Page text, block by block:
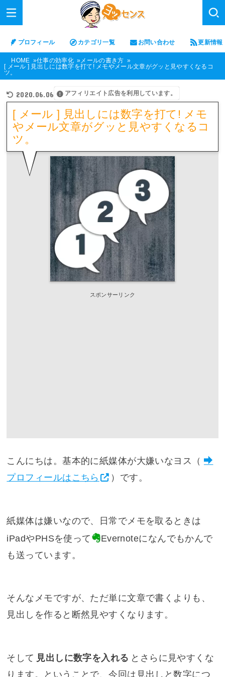
プロフィール カテゴリ一覧 お問い合わせ 更新情報
HOME 仕事の効率化
メールの書き方
[ メール ] 見出しには数字を打て! メモやメール文章がグッと見やすくなるコ
ツ。
2020.06.06 アフィリエイト広告を利用しています。
[ メール ] 見出しには数字を打て! メモ
やメール文章がグッと見やすくなるコ
ツ。
スポンサーリンク
こんにちは。基本的に紙媒体が大嫌いなヨス（
プロフィールはこちら
）です。
紙媒体は嫌いなので、日常でメモを取るときは
iPadやPHSを使って
Evernoteになんでもかんで
も送っています。
そんなメモですが、ただ単に文章で書くよりも、
見出しを作ると断然見やすくなります。
そして 見出しに数字を入れる とさらに見やすくな
ります。ということで、今回は見出しと数字につ